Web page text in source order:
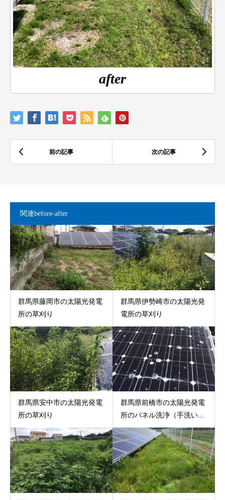
after
関連before-after
群馬県藤岡市の太陽光発電
所の草刈り
群馬県伊勢崎市の太陽光発
電所の草刈り
群馬県安中市の太陽光発電
所の草刈り
群馬県前橋市の太陽光発電
所のパネル洗浄（手洗い...